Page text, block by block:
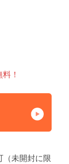
！
（未開封に限